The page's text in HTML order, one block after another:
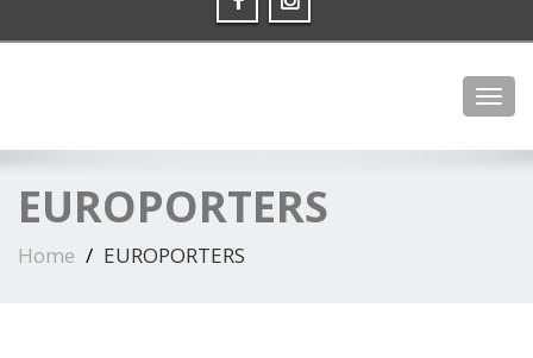
EUROPORTERS
Home EUROPORTERS